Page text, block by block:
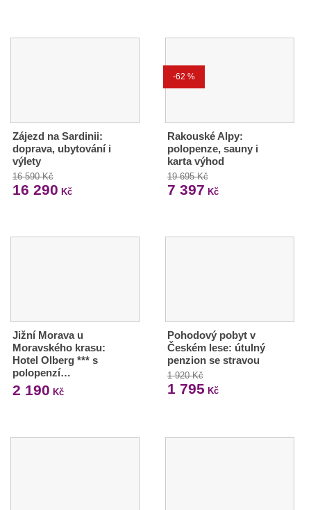
Zájezd na Sardinii:
doprava, ubytování i
výlety
16 590 Kč
16 290 Kč
-62 %
Rakouské Alpy:
polopenze, sauny i
karta výhod
19 695 Kč
7 397 Kč
Jižní Morava u
Moravského krasu:
Hotel Olberg *** s
polopenzí…
2 190 Kč
Pohodový pobyt v
Českém lese: útulný
penzion se stravou
1 920 Kč
1 795 Kč